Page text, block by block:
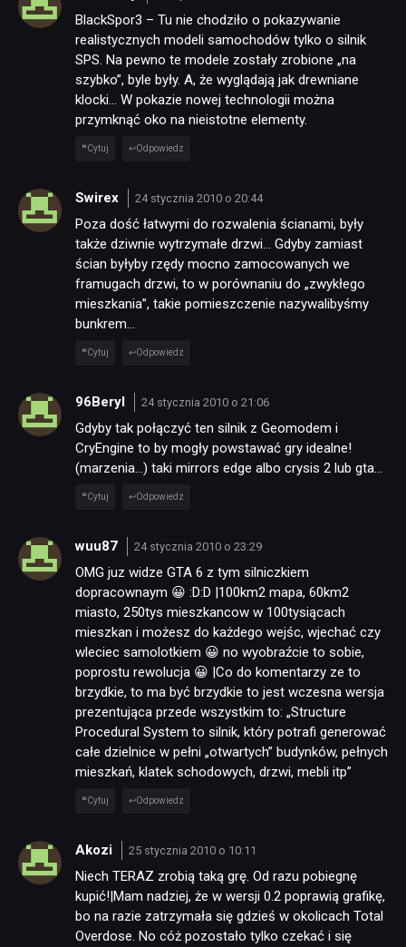
BlackSpor3 – Tu nie chodziło o pokazywanie
realistycznych modeli samochodów tylko o silnik
SPS. Na pewno te modele zostały zrobione „na
szybko”, byle były. A, że wyglądają jak drewniane
klocki… W pokazie nowej technologii można
przymknąć oko na nieistotne elementy.
Cytuj Odpowiedz
Swirex 24 stycznia 2010 o 20:44
Poza dość łatwymi do rozwalenia ścianami, były
także dziwnie wytrzymałe drzwi… Gdyby zamiast
ścian byłyby rzędy mocno zamocowanych we
framugach drzwi, to w porównaniu do „zwykłego
mieszkania”, takie pomieszczenie nazywalibyśmy
bunkrem…
Cytuj Odpowiedz
96Beryl 24 stycznia 2010 o 21:06
Gdyby tak połączyć ten silnik z Geomodem i
CryEngine to by mogły powstawać gry idealne!
(marzenia…) taki mirrors edge albo crysis 2 lub gta…
Cytuj Odpowiedz
wuu87 24 stycznia 2010 o 23:29
OMG juz widze GTA 6 z tym silniczkiem
dopracownaym 😀 :D:D |100km2 mapa, 60km2
miasto, 250tys mieszkancow w 100tysiącach
mieszkan i możesz do każdego wejśc, wjechać czy
wleciec samolotkiem 😀 no wyobraźcie to sobie,
poprostu rewolucja 😀 |Co do komentarzy ze to
brzydkie, to ma być brzydkie to jest wczesna wersja
prezentująca przede wszystkim to: „Structure
Procedural System to silnik, który potrafi generować
całe dzielnice w pełni „otwartych” budynków, pełnych
mieszkań, klatek schodowych, drzwi, mebli itp”
Cytuj Odpowiedz
Akozi 25 stycznia 2010 o 10:11
Niech TERAZ zrobią taką grę. Od razu pobiegnę
kupić!|Mam nadziej, że w wersji 0.2 poprawią grafikę,
bo na razie zatrzymała się gdzieś w okolicach Total
Overdose. No cóż pozostało tylko czekać i się